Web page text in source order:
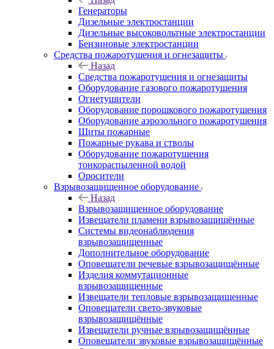
Генераторы
Дизельные электростанции
Дизельные высоковольтные электростанции
Бензиновые электростанции
Средства пожаротушения и огнезащиты
Назад
Средства пожаротушения и огнезащиты
Оборудование газового пожаротушения
Огнетушители
Оборудование порошкового пожаротушения
Оборудование аэрозольного пожаротушения
Щиты пожарные
Пожарные рукава и стволы
Оборудование пожаротушения
тонкораспыленной водой
Оросители
Взрывозащищенное оборудование
Назад
Взрывозащищенное оборудование
Извещатели пламени взрывозащищённые
Системы видеонаблюдения
взрывозащищенные
Дополнительное оборудование
Оповещатели речевые взрывозащищённые
Изделия коммутационные
взрывозащищенные
Извещатели тепловые взрывозащищенные
Оповещатели свето-звуковые
взрывозащищённые
Извещатели ручные взрывозащищённые
Оповещатели звуковые взрывозащищённые